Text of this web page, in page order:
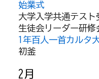
始業式
大学入学共通テスト
生徒会リーダー研修
1年百人一首カルタ
初釜
2月